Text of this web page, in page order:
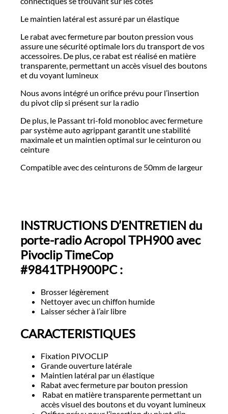
Le maintien latéral est assuré par un élastique
Le rabat avec fermeture par bouton pression vous
assure une sécurité optimale lors du transport de vos
accessoires. De plus, ce rabat est réalisé en matière
transparente, permettant un accès visuel des boutons
et du voyant lumineux
Nous avons intégré un orifice prévu pour l’insertion
du pivot clip si présent sur la radio
De plus, le Passant tri-fold monobloc avec fermeture
par système auto agrippant garantit une stabilité
maximale et un maintien optimal sur le ceinturon ou
ceinture
Compatible avec des ceinturons de 50mm de largeur
INSTRUCTIONS D’ENTRETIEN du
porte-radio Acropol TPH900 avec
Pivoclip TimeCop
#9841TPH900PC :
Brosser légèrement
Nettoyer avec un chiffon humide
Laisser sécher à l’air libre
CARACTERISTIQUES
Fixation PIVOCLIP
Grande ouverture latérale
Maintien latéral par un élastique
Rabat avec fermeture par bouton pression
Rabat en matière transparente permettant un
accès visuel des boutons et du voyant lumineux